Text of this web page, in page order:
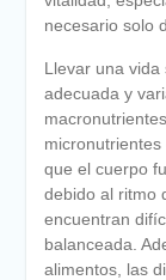
necesario solo
Llevar una vida
adecuada y
que el cuerpo
debido al ritmo
encuentran
balanceada.
alimentos, las